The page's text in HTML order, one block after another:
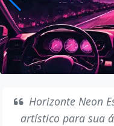
Horizonte Neon
artístico para sua